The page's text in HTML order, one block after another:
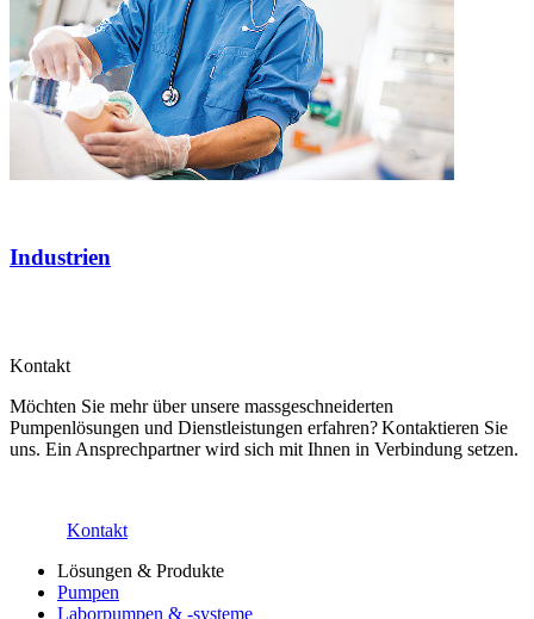
Industrien
Kontakt
Möchten Sie mehr über unsere massgeschneiderten
Pumpenlösungen und Dienstleistungen erfahren? Kontaktieren Sie
uns. Ein Ansprechpartner wird sich mit Ihnen in Verbindung setzen.
Kontakt
Lösungen & Produkte
Pumpen
Laborpumpen & -systeme